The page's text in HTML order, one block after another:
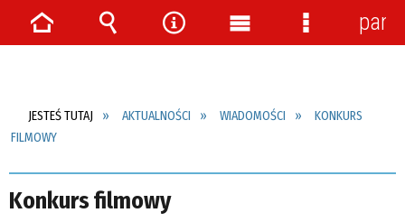
JESTEŚ TUTAJ AKTUALNOŚCI WIADOMOŚCI
KONKURS
FILMOWY
Konkurs filmowy
Strona Wyszukiwarka
NarzędziaMenu
Menu
panel